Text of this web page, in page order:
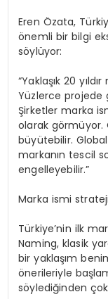
Eren Özata,
önemli bir bilgi
söylüyor:
“Yaklaşık 20
Yüzlerce
Şirketler marka
olarak görmüyor.
büyütebilir.
markanın tescil
engelleyebilir.”
Marka ismi
Türkiye’nin ilk
Naming, klasik
bir yaklaşım
önerileriyle
söylediğinden